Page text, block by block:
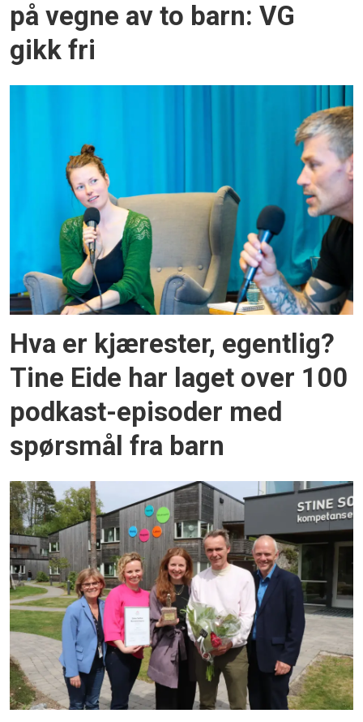
på vegne av to barn: VG
gikk fri
Hva er kjærester, egentlig?
Tine Eide har laget over 100
podkast-episoder med
spørsmål fra barn